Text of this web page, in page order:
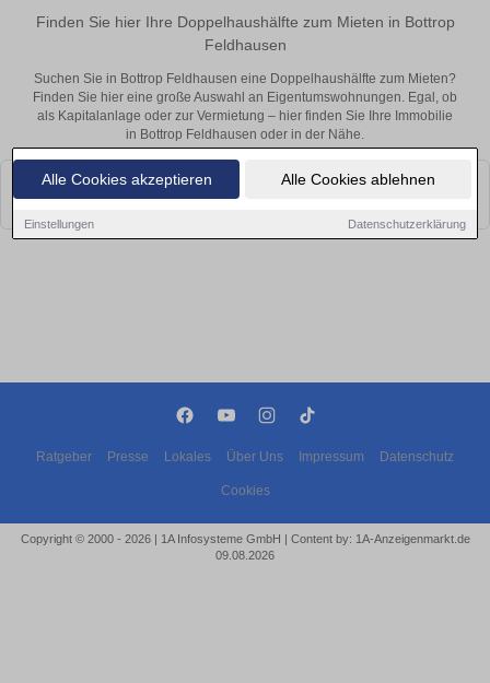
Alle Cookies akzeptieren Alle Cookies ablehnen
Einstellungen Datenschutzerklärung
Finden Sie hier Ihre Doppelhaushälfte zum Mieten in Bottrop
Feldhausen
Suchen Sie in Bottrop Feldhausen eine Doppelhaushälfte zum Mieten?
Finden Sie hier eine große Auswahl an Eigentumswohnungen. Egal, ob
als Kapitalanlage oder zur Vermietung – hier finden Sie Ihre Immobilie
in Bottrop Feldhausen oder in der Nähe.
Leider konnten wir derzeit keine passenden Objekte finden. Schauen Sie
bald wieder vorbei!
Ratgeber Presse Lokales Über Uns Impressum Datenschutz
Cookies
Copyright © 2000 - 2026 | 1A Infosysteme GmbH | Content by: 1A-Anzeigenmarkt.de
09.08.2026